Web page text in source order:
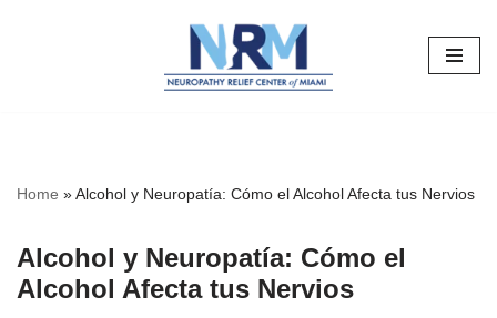
Home »Alcohol y Neuropatía: Cómo el Alcohol Afecta tus Nervios
Alcohol y Neuropatía: Cómo el
Alcohol Afecta tus Nervios